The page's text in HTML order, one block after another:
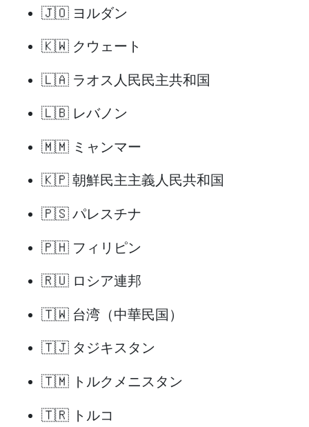
🇯🇴 ヨルダン
🇰🇼 クウェート
🇱🇦 ラオス人民民主共和国
🇱🇧 レバノン
🇲🇲 ミャンマー
🇰🇵 朝鮮民主主義人民共和国
🇵🇸 パレスチナ
🇵🇭 フィリピン
🇷🇺 ロシア連邦
🇹🇼 台湾（中華民国）
🇹🇯 タジキスタン
🇹🇲 トルクメニスタン
🇹🇷 トルコ